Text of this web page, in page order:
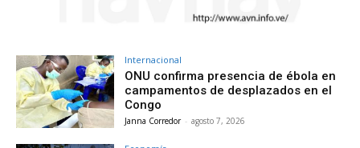
Internacional
ONU confirma presencia de ébola en
campamentos de desplazados en el
Congo
Janna Corredor - agosto 7, 2026